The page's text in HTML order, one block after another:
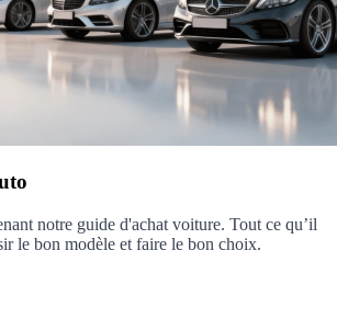
notre guide d'achat voiture. Tout ce qu’il
le bon modèle et faire le bon choix.